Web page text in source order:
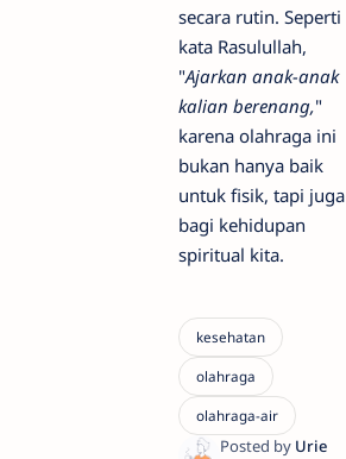
secara rutin. Seperti
kata Rasulullah,
"Ajarkan anak-anak
kalian berenang,"
karena olahraga ini
bukan hanya baik
untuk fisik, tapi juga
bagi kehidupan
spiritual kita.